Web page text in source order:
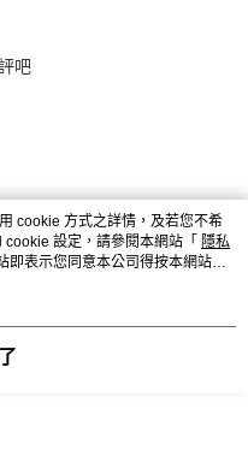
吧
cookie 方式之詳情，及若您不希
設定，請參閱本網站「 隱私
即表示您同意本公司得按本網站使